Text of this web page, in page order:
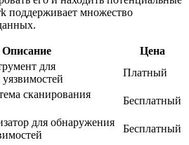
поддерживает множество
Описание
Цена
для
Платный
сканирования
Бесплатный
для обнаружения
Бесплатный